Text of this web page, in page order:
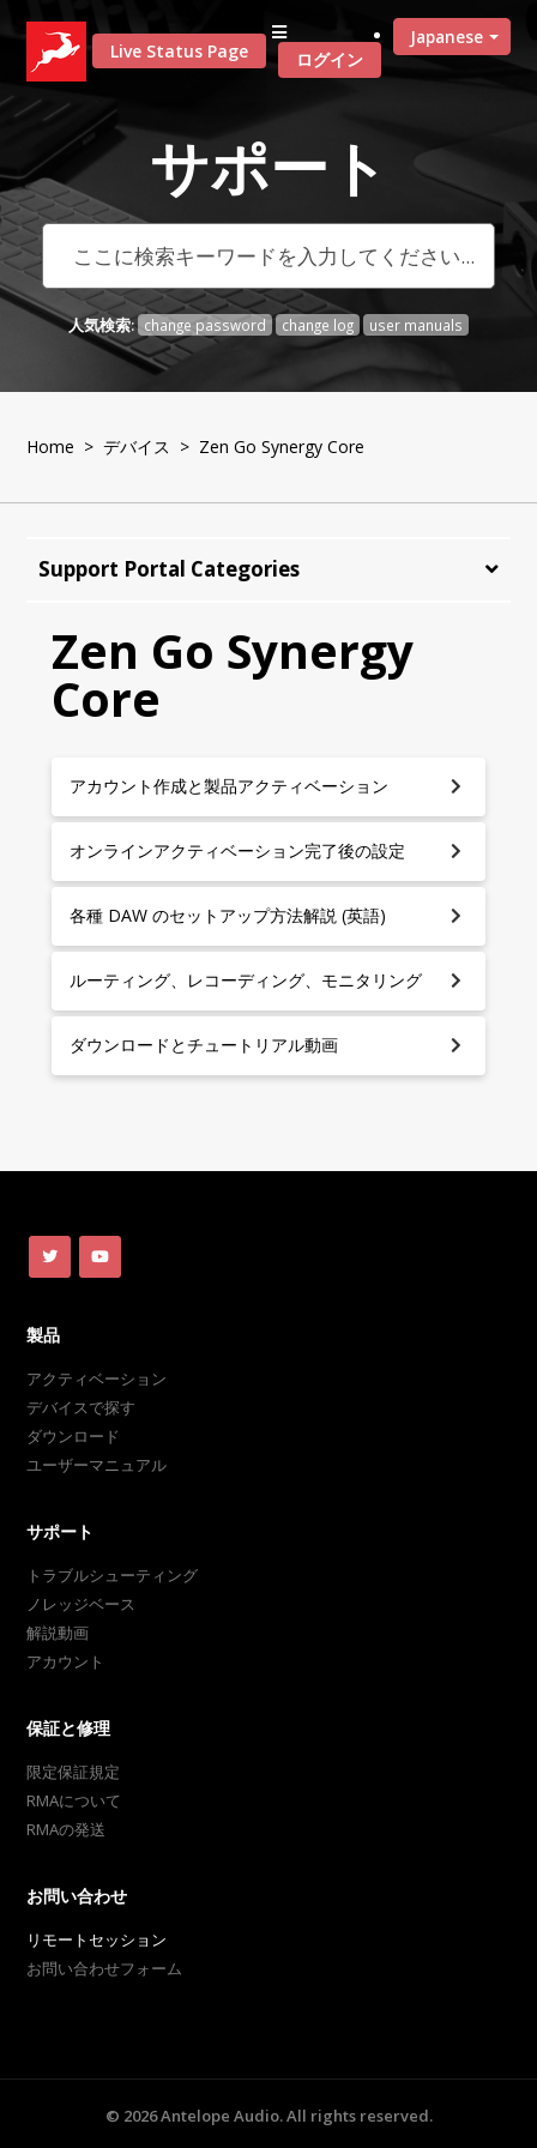
Live Status Page
Japanese
ログイン
サポート
人気検索: change password change log user manuals
Home >デバイス > Zen Go Synergy Core
Support Portal Categories
Zen Go Synergy
Core
アカウント作成と製品アクティベーション
オンラインアクティベーション完了後の設定
各種 DAW のセットアップ方法解説 (英語)
ルーティング、レコーディング、モニタリング
ダウンロードとチュートリアル動画
製品
アクティベーション
デバイスで探す
ダウンロード
ユーザーマニュアル
サポート
トラブルシューティング
ノレッジベース
解説動画
アカウント
保証と修理
限定保証規定
RMAについて
RMAの発送
お問い合わせ
リモートセッション
お問い合わせフォーム
© 2026Antelope Audio. All rights reserved.